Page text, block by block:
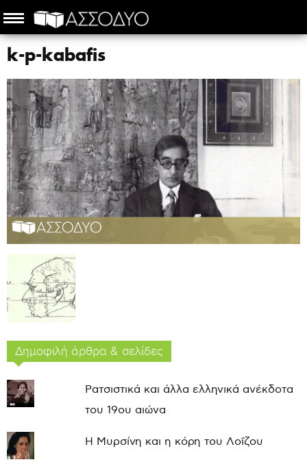
k-p-kabafis
Δημοφιλή άρθρα & σελίδες
Ρατσιστικά και άλλα ελληνικά ανέκδοτα
του 19ου αιώνα
Η Μυρσίνη και η κόρη του Λοΐζου